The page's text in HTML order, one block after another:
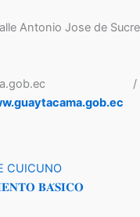
Antonio Jose de Sucre
/
CUICUNO
𝐁𝐀́𝐒𝐈𝐂𝐎